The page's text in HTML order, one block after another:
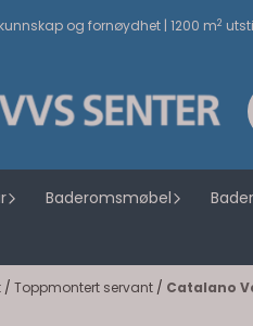
og fornøydhet | 1200 m2
Baderomsmøbel
/ Toppmontert servant / Catalano